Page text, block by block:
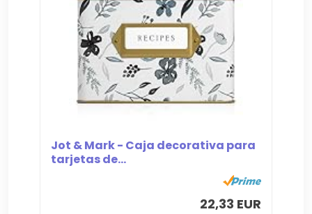
Jot & Mark - Caja decorativa para
tarjetas de...
22,33 EUR